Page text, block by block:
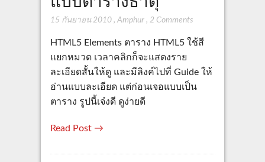
15 กันยายน 2010, Amphur, 2 Comments
HTML5 Elements ตาราง HTML5 ใช้สี
แยกหมวด เวลาคลิกก็จะแสดงราย
ละเอียดสั้นให้ดู และมีลิงค์ไปที่ Guide ให้
อ่านแบบละเอียด แต่ก่อนเจอแบบเป็น
ตาราง รูปนี้เจ๋งดี ดูง่ายดี
Read Post →